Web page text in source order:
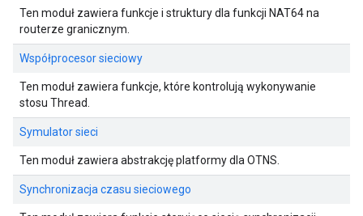
Ten moduł zawiera funkcje i struktury dla funkcji NAT64 na
routerze granicznym.
Współprocesor sieciowy
Ten moduł zawiera funkcje, które kontrolują wykonywanie
stosu Thread.
Symulator sieci
Ten moduł zawiera abstrakcję platformy dla OTNS.
Synchronizacja czasu sieciowego